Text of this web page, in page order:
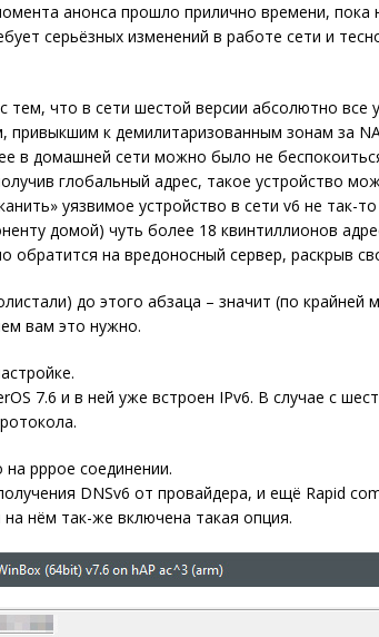
анонса прошло прилично времени, пока
серьёзных изменений в работе сети и
тем, что в сети шестой версии абсолютно все
к демилитаризованным зонам за
в домашней сети можно было не
глобальный адрес, такое устройство
уязвимое устройство в сети v6 не
домой) чуть более 18 квинтиллионов
обратится на вредоносный сервер, раскрыв
до этого абзаца – значит (по
вам это нужно.
7.6 и в ней уже встроен IPv6. В случае с
pppoe соединении.
DNSv6 от провайдера, и ещё Rapid
на нём так-же включена такая опция.